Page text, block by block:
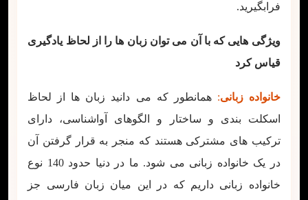
فرابگیرید.
ویژگی هایی که با آن می توان زبان ها را از لحاظ یادگیری
قیاس کرد
خانواده زبانی: همانطور که می دانید زبان ها از لحاظ
اسکلت بندی و ساختار و الگوهای آواشناسی، دارای
ترکیب های مشترکی هستند که منجر به قرار گرفتن آن
در یک خانواده زبانی می شود. ما در دنیا حدود 140 نوع
خانواده زبانی داریم که در این میان زبان فارسی جز